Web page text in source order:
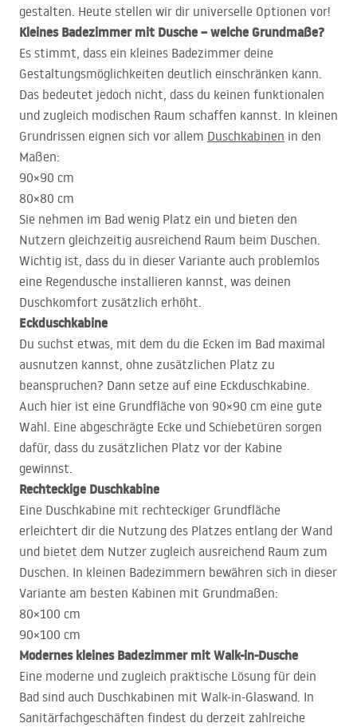
gestalten. Heute stellen wir dir universelle Optionen vor!
Kleines Badezimmer mit Dusche – welche Grundmaße?
Es stimmt, dass ein kleines Badezimmer deine
Gestaltungsmöglichkeiten deutlich einschränken kann.
Das bedeutet jedoch nicht, dass du keinen funktionalen
und zugleich modischen Raum schaffen kannst. In kleinen
Grundrissen eignen sich vor allem Duschkabinen in den
Maßen:
90×90 cm
80×80 cm
Sie nehmen im Bad wenig Platz ein und bieten den
Nutzern gleichzeitig ausreichend Raum beim Duschen.
Wichtig ist, dass du in dieser Variante auch problemlos
eine Regendusche installieren kannst, was deinen
Duschkomfort zusätzlich erhöht.
Eckduschkabine
Du suchst etwas, mit dem du die Ecken im Bad maximal
ausnutzen kannst, ohne zusätzlichen Platz zu
beanspruchen? Dann setze auf eine Eckduschkabine.
Auch hier ist eine Grundfläche von 90×90 cm eine gute
Wahl. Eine abgeschrägte Ecke und Schiebetüren sorgen
dafür, dass du zusätzlichen Platz vor der Kabine
gewinnst.
Rechteckige Duschkabine
Eine Duschkabine mit rechteckiger Grundfläche
erleichtert dir die Nutzung des Platzes entlang der Wand
und bietet dem Nutzer zugleich ausreichend Raum zum
Duschen. In kleinen Badezimmern bewähren sich in dieser
Variante am besten Kabinen mit Grundmaßen:
80×100 cm
90×100 cm
Modernes kleines Badezimmer mit Walk-in-Dusche
Eine moderne und zugleich praktische Lösung für dein
Bad sind auch Duschkabinen mit Walk-in-Glaswand. In
Sanitärfachgeschäften findest du derzeit zahlreiche